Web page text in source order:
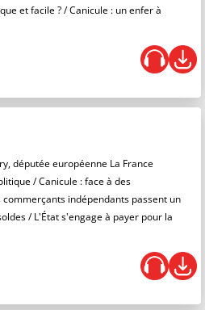
et facile ? / Canicule : un enfer à
députée européenne La France
/ Canicule : face à des
indépendants passent un
/ L'État s'engage à payer pour la